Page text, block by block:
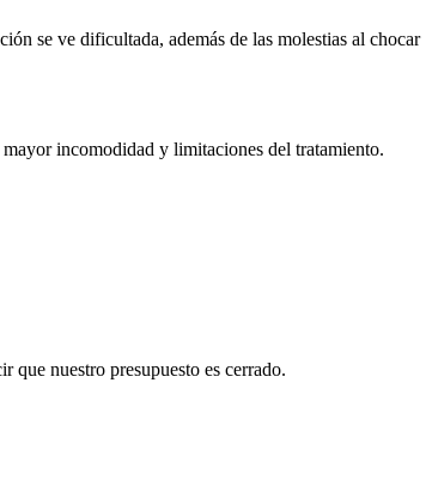
se ve dificultada, además de las molestias al chocar
incomodidad y limitaciones del tratamiento.
que nuestro presupuesto es cerrado.